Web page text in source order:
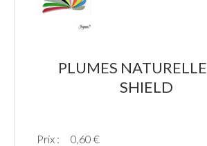
PLUMES
SHIELD
Prix :
0,60 €